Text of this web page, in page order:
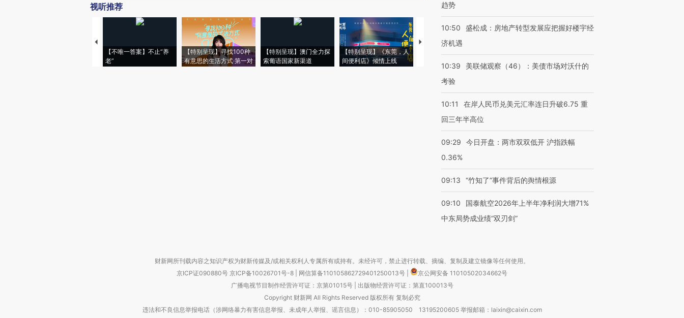
视听推荐
【不唯一答案】不止“养
老”
【特别呈现】寻找100种
有意思的生活方式·第一对
【特别呈现】澳门全力探
索葡语国家新渠道
【特别呈现】《东莞，人
间便利店》倾情上线
【推广】走进第四届链博
有意思的生活方式·第三对
趋势
10:50
盛松成：房地产转型发展应把握好楼宇经
济机遇
10:39
美联储观察（46）：美债市场对沃什的
考验
10:11
在岸人民币兑美元汇率连日升破6.75 重
回三年半高位
09:29
今日开盘：两市双双低开 沪指跌幅
0.36%
09:13 “竹知了”事件背后的舆情根源
09:10
国泰航空2026年上半年净利润大增71%
中东局势成业绩“双刃剑”
财新网所刊载内容之知识产权为财新传媒及/或相关权利人专属所有或持有。未经许可，禁止进行转载、摘编、复制及建立镜像等任何使用。
京ICP证090880号 京ICP备10026701号-8 网信算备110105862729401250013号
京公网安备 11010502034662号
广播电视节目制作经营许可证：京第01015号| 出版物经营许可证：第直100013号
Copyright 财新网 All Rights Reserved 版权所有 复制必究
违法和不良信息举报电话（涉网络暴力有害信息举报、未成年人举报、谣言信息）：010-85905050 13195200605 举报邮箱：laixin@caixin.com